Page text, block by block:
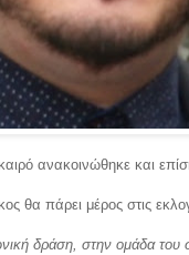
ανακοινώθηκε και
θα πάρει μέρος στις
δράση, στην ομάδα